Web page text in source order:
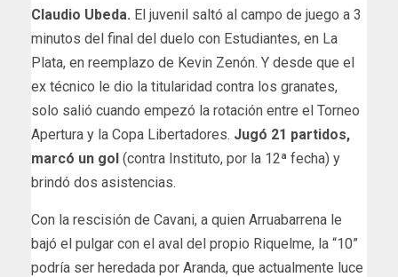
Claudio Ubeda. El juvenil saltó al campo de juego a 3
minutos del final del duelo con Estudiantes, en La
Plata, en reemplazo de Kevin Zenón. Y desde que el
ex técnico le dio la titularidad contra los granates,
solo salió cuando empezó la rotación entre el Torneo
Apertura y la Copa Libertadores. Jugó 21 partidos,
marcó un gol (contra Instituto, por la 12ª fecha) y
brindó dos asistencias.
Con la rescisión de Cavani, a quien Arruabarrena le
bajó el pulgar con el aval del propio Riquelme, la “10”
podría ser heredada por Aranda, que actualmente luce